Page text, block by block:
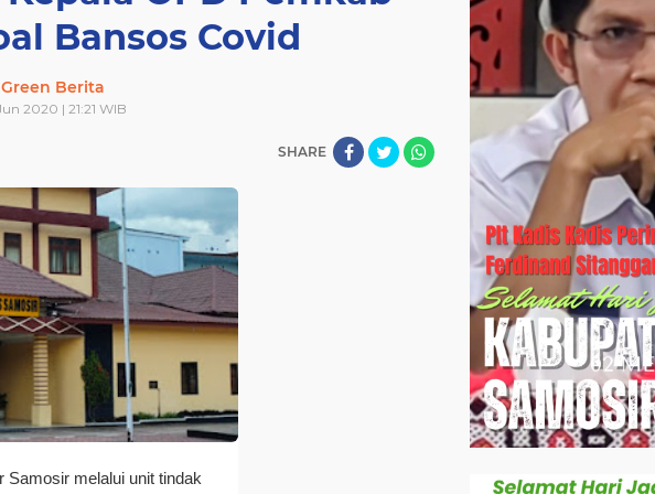
TNI TOBA UMKM VIDEO
samosir sejarah sepakbola simalungun
toba umkm
Bansos Covid
Green Berita
2020 | 21:21 WIB
SHARE
Samosir melalui unit tindak